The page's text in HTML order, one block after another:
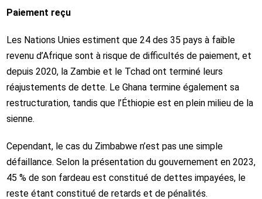
Paiement reçu
Les Nations Unies estiment que 24 des 35 pays à faible
revenu d’Afrique sont à risque de difficultés de paiement, et
depuis 2020, la Zambie et le Tchad ont terminé leurs
réajustements de dette. Le Ghana termine également sa
restructuration, tandis que l’Éthiopie est en plein milieu de la
sienne.
Cependant, le cas du Zimbabwe n’est pas une simple
défaillance. Selon la présentation du gouvernement en 2023,
45 % de son fardeau est constitué de dettes impayées, le
reste étant constitué de retards et de pénalités.